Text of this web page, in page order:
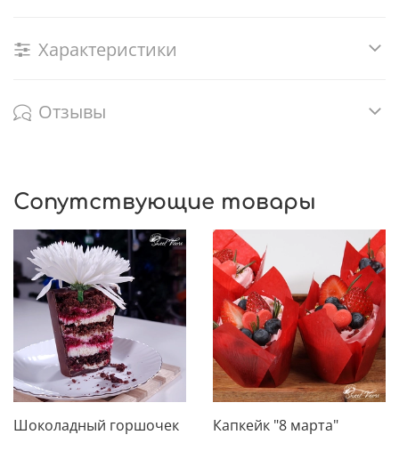
Характеристики
Отзывы
Сопутствующие товары
Шоколадный горшочек Капкейк "8 марта"